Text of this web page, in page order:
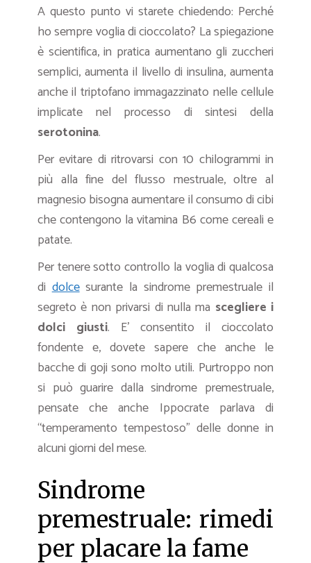
A questo punto vi starete chiedendo: Perché
ho sempre voglia di cioccolato? La spiegazione
è scientifica, in pratica aumentano gli zuccheri
semplici, aumenta il livello di insulina, aumenta
anche il triptofano immagazzinato nelle cellule
implicate nel processo di sintesi della
serotonina.
Per evitare di ritrovarsi con 10 chilogrammi in
più alla fine del flusso mestruale, oltre al
magnesio bisogna aumentare il consumo di cibi
che contengono la vitamina B6 come cereali e
patate.
Per tenere sotto controllo la voglia di qualcosa
didolcesurante la sindrome premestruale il
segreto è non privarsi di nulla ma scegliere i
dolci giusti. E’ consentito il cioccolato
fondente e, dovete sapere che anche le
bacche di goji sono molto utili. Purtroppo non
si può guarire dalla sindrome premestruale,
pensate che anche Ippocrate parlava di
“temperamento tempestoso” delle donne in
alcuni giorni del mese.
Sindrome
premestruale: rimedi
per placare la fame